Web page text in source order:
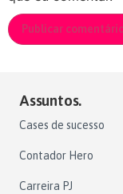
Assuntos.
Cases de sucesso
Contador Hero
Carreira PJ